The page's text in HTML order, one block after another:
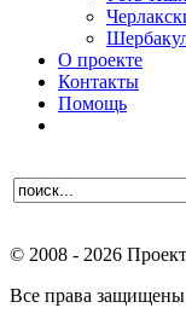
О проекте
Контакты
Помощь
© 2008 - 2026
Все права